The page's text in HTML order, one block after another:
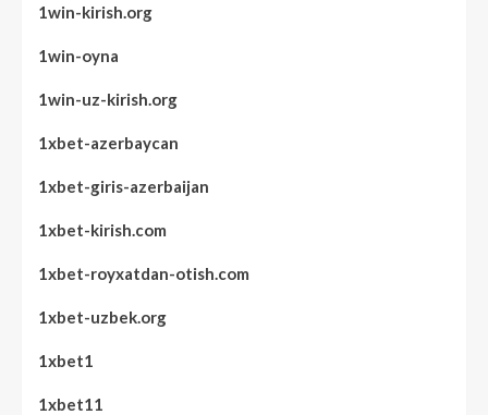
1win-kirish.org
1win-oyna
1win-uz-kirish.org
1xbet-azerbaycan
1xbet-giris-azerbaijan
1xbet-kirish.com
1xbet-royxatdan-otish.com
1xbet-uzbek.org
1xbet1
1xbet11